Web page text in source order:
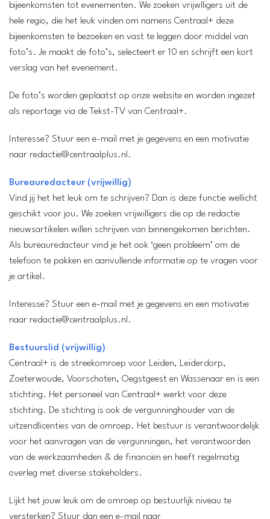
bijeenkomsten tot evenementen. We zoeken vrijwlligers uit de
hele regio, die het leuk vinden om namens Centraal+ deze
bijeenkomsten te bezoeken en vast te leggen door middel van
foto’s. Je maakt de foto’s, selecteert er 10 en schrijft een kort
verslag van het evenement.
De foto’s worden geplaatst op onze website en worden ingezet
als reportage via de Tekst-TV van Centraal+.
Interesse? Stuur een e-mail met je gegevens en een motivatie
naar redactie@centraalplus.nl.
Bureauredacteur (vrijwillig)
Vind jij het het leuk om te schrijven? Dan is deze functie wellicht
geschikt voor jou. We zoeken vrijwilligers die op de redactie
nieuwsartikelen willen schrijven van binnengekomen berichten.
Als bureauredacteur vind je het ook ‘geen probleem’ om de
telefoon te pakken en aanvullende informatie op te vragen voor
je artikel.
Interesse? Stuur een e-mail met je gegevens en een motivatie
naar redactie@centraalplus.nl.
Bestuurslid (vrijwillig)
Centraal+ is de streekomroep voor Leiden, Leiderdorp,
Zoeterwoude, Voorschoten, Oegstgeest en Wassenaar en is een
stichting. Het personeel van Centraal+ werkt voor deze
stichting. De stichting is ook de vergunninghouder van de
uitzendlicenties van de omroep. Het bestuur is verantwoordelijk
voor het aanvragen van de vergunningen, het verantwoorden
van de werkzaamheden & de financiën en heeft regelmatig
overleg met diverse stakeholders.
Lijkt het jouw leuk om de omroep op bestuurlijk niveau te
versterken? Stuur dan een e-mail naar